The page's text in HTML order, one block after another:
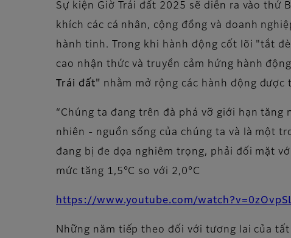
Sự kiện Giờ Trái đất 2025 sẽ diễn ra vào thứ
khích các cá nhân, cộng đồng và doanh
hành tinh. Trong khi hành động cốt lõi "tắt
cao nhận thức và truyền cảm hứng hành
Trái đất" nhằm mở rộng các hành động
“Chúng ta đang trên đà phá vỡ giới hạn
nhiên - nguồn sống của chúng ta và là một
đang bị đe dọa nghiêm trọng, phải đối mặt
mức tăng 1,5°C so với 2,0°C
https://www.youtube.com/
Những năm tiếp theo đối với tương lai của